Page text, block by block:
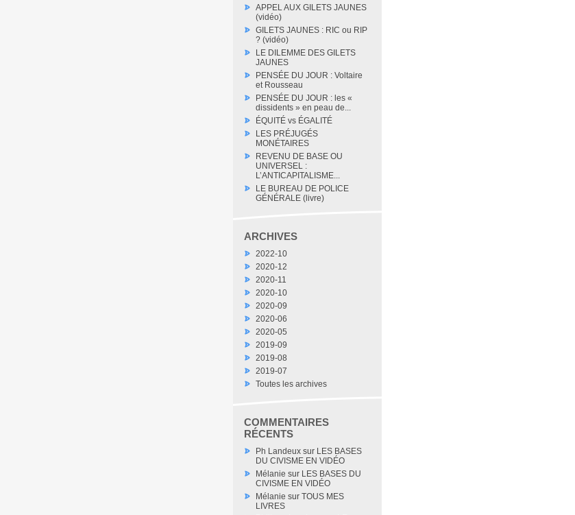
APPEL AUX GILETS JAUNES
(vidéo)
GILETS JAUNES : RIC ou RIP
? (vidéo)
LE DILEMME DES GILETS
JAUNES
PENSÉE DU JOUR : Voltaire
et Rousseau
PENSÉE DU JOUR : les «
dissidents » en peau de...
ÉQUITÉ vs ÉGALITÉ
LES PRÉJUGÉS
MONÉTAIRES
REVENU DE BASE OU
UNIVERSEL :
L’ANTICAPITALISME...
LE BUREAU DE POLICE
GÉNÉRALE (livre)
ARCHIVES
2022-10
2020-12
2020-11
2020-10
2020-09
2020-06
2020-05
2019-09
2019-08
2019-07
Toutes les archives
COMMENTAIRES
RÉCENTS
Ph Landeuxsur LES BASES
DU CIVISME EN VIDÉO
Mélanie sur LES BASES DU
CIVISME EN VIDÉO
Mélanie sur TOUS MES
LIVRES